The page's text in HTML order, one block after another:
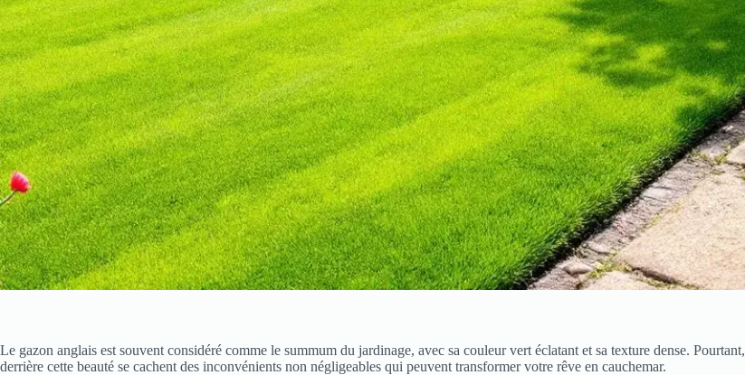
Le gazon anglais est souvent considéré comme le summum du jardinage, avec sa couleur vert éclatant et sa texture dense. Pourtant,
derrière cette beauté se cachent des inconvénients non négligeables qui peuvent transformer votre rêve en cauchemar.